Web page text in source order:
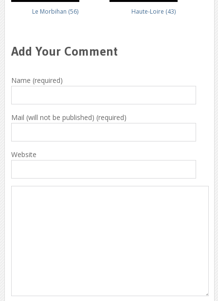
Le Morbihan (56) Haute-Loire (43)
Add Your Comment
Name (required)
Mail (will not be published) (required)
Website